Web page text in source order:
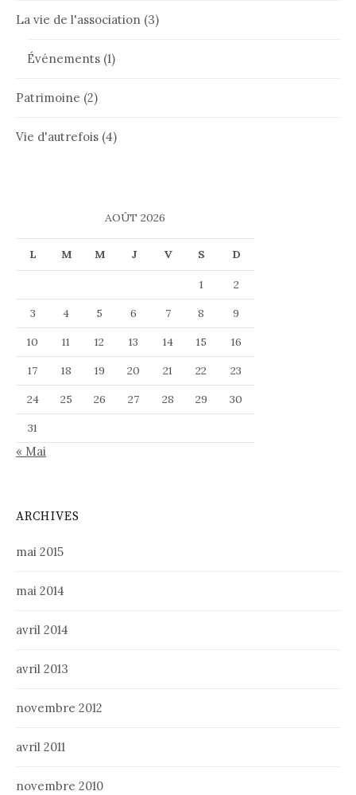
La vie de l'association (3)
Événements (1)
Patrimoine (2)
Vie d'autrefois (4)
AOÛT 2026
L M M J V S D
1
2
3
4 5 6 7 8
9
10
11 12 13 14 15
16
17
18 19 20 21 22
23
24
25 26 27 28 29
30
31
« Mai
ARCHIVES
mai 2015
mai 2014
avril 2014
avril 2013
novembre 2012
avril 2011
novembre 2010